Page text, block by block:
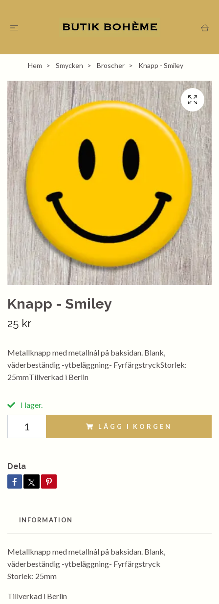
Hem Smycken Broscher Knapp - Smiley
Knapp - Smiley
25 kr
Metallknapp med metallnål på baksidan. Blank,
väderbeständig -ytbeläggning- FyrfärgstryckStorlek:
25mmTillverkad i Berlin
I lager.
LÄGG I KORGEN
Dela
INFORMATION
Metallknapp med metallnål på baksidan. Blank,
väderbeständig -ytbeläggning- Fyrfärgstryck
Storlek: 25mm
Tillverkad i Berlin